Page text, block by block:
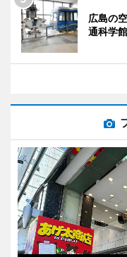
広島の
通科学